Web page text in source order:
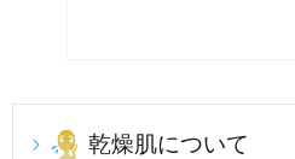
乾燥肌について